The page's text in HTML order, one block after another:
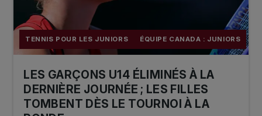
TENNIS POUR LES JUNIORS ÉQUIPE CANADA : JUNIORS
LES GARÇONS U14 ÉLIMINÉS À LA
DERNIÈRE JOURNÉE ; LES FILLES
TOMBENT DÈS LE TOURNOI À LA